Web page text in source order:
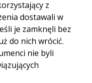
z
dostawali w
je zamknęli bez
do nich wrócić.
nie byli